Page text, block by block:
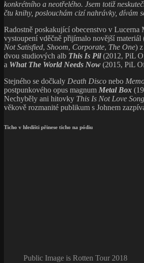
konkrétního a neotřelého. Jsem totiž
čtu knihy, poslouchám cizí nahrávky, dívám
Radostně poskakující obecenstvo v Lucerna
vystoupení vděčně přijímalo novější materiál
Not Satisfied, Shoom, Corporate, The One)
dvou studiových alb This Is Pil(2012, PiL
a What The World Needs Now (2015, PiL
Stejného se dočkaly Death Disco nebo
postpunkového opus magnum Metal Box
Nechyběly ani hitovky This Is Not Love Song
věkově rozmanité publikum s Johnem
Ticho v hledišti přinese ticho na pódiu
Public Image is Rotten Tour 2018